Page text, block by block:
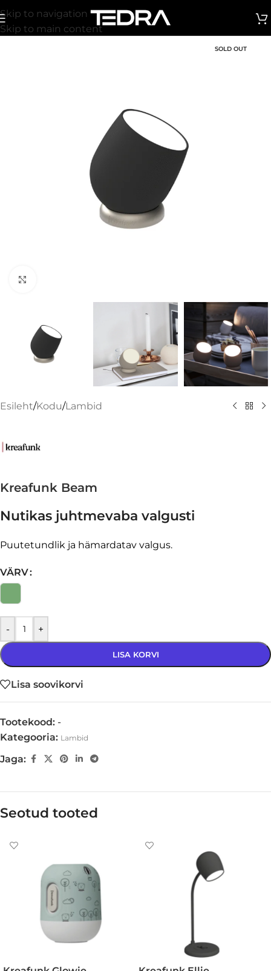
Skip to navigation
Skip to main content
SOLD OUT
Esileht/Kodu/Lambid
Kreafunk Beam
Nutikas juhtmevaba valgusti
Puutetundlik ja hämardatav valgus.
VÄRV
- +
LISA KORVI
Lisa soovikorvi
Tootekood: -
Kategooria: Lambid
Jaga:
Seotud tooted